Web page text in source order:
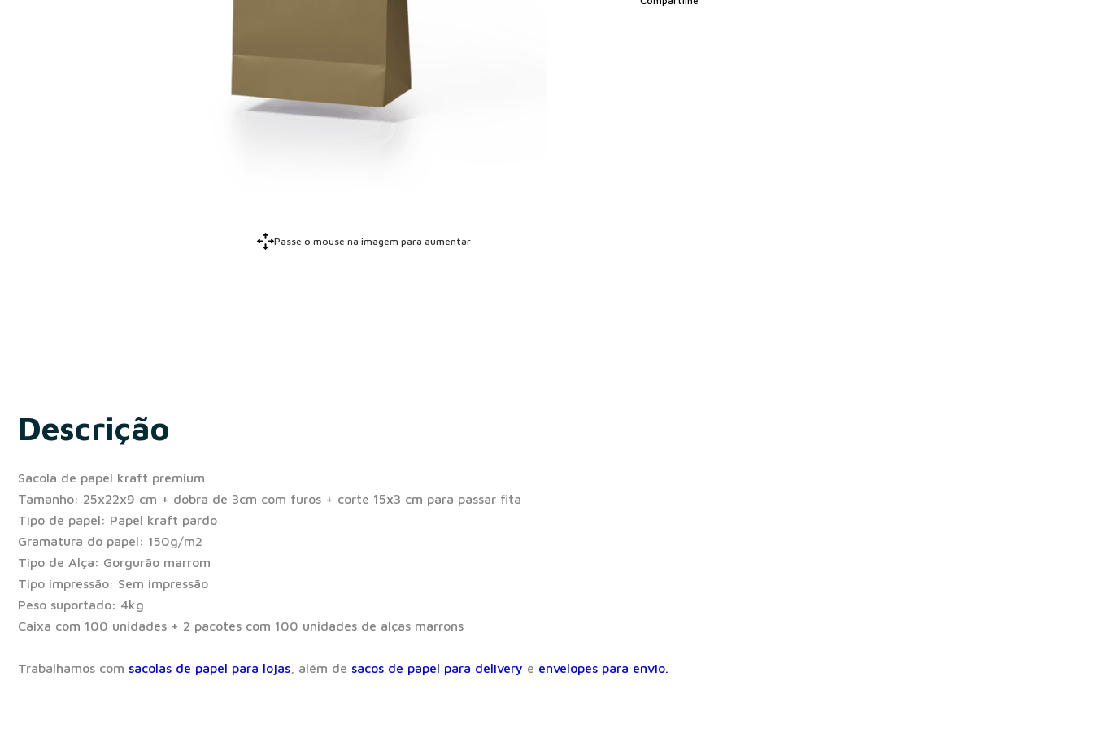
Passe o mouse na imagem para aumentar
Descrição
Sacola de papel kraft premium
Tamanho: 25x22x9 cm + dobra de 3cm com furos + corte 15x3 cm para passar fita
Tipo de papel: Papel kraft pardo
Gramatura do papel: 150g/m2
Tipo de Alça: Gorgurão marrom
Tipo impressão: Sem impressão
Peso suportado: 4kg
Caixa com 100 unidades + 2 pacotes com 100 unidades de alças marrons
Trabalhamos com sacolas de papel para lojas , além de sacos de papel para delivery e envelopes para envio.